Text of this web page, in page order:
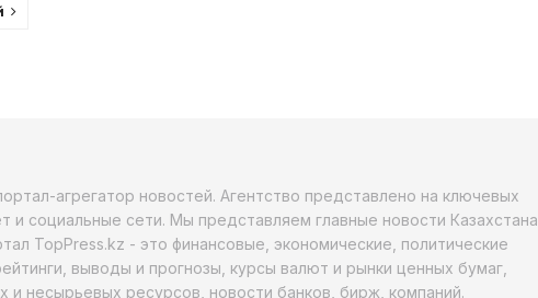
агрегатор новостей. Агентство представлено на ключевых
и социальные сети. Мы представляем главные новости Казахстана,
TopPress.kz - это финансовые, экономические, политические
выводы и прогнозы, курсы валют и рынки ценных бумаг,
и несырьевых ресурсов, новости банков, бирж, компаний.